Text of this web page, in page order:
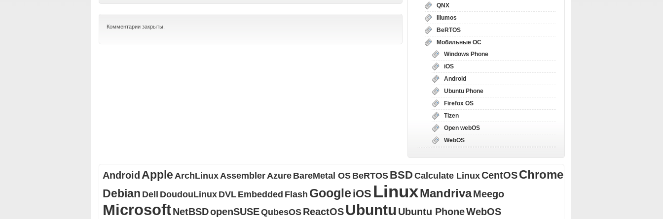
Комментарии закрыты.
QNX
Illumos
BeRTOS
Мобильные ОС
Windows Phone
iOS
Android
Ubuntu Phone
Firefox OS
Tizen
Open webOS
WebOS
Android Apple ArchLinuxAssemblerAzure BareMetal OS BeRTOS BSD Calculate LinuxCentOS Chrome
Debian Dell DoudouLinux DVL Embedded Flash Google iOS LinuxMandriva Meego
Microsoft NetBSDopenSUSEQubesOS ReactOS Ubuntu Ubuntu PhoneWebOS